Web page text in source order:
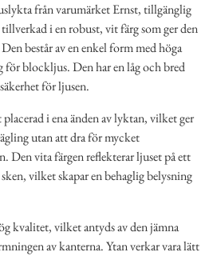
från varumärket Ernst, tillgänglig
i en robust, vit färg som ger den
består av en enkel form med höga
blockljus. Den har en låg och bred
för ljusen.
i ena änden av lyktan, vilket ger
utan att dra för mycket
Den vita färgen reflekterar ljuset på ett
vilket skapar en behaglig belysning
kvalitet, vilket antyds av den jämna
av kanterna. Ytan verkar vara lätt